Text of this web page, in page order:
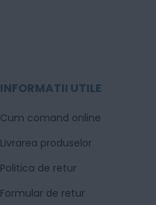
INFORMATII UTILE
Cum comand online
Livrarea produselor
Politica de retur
Formular de retur